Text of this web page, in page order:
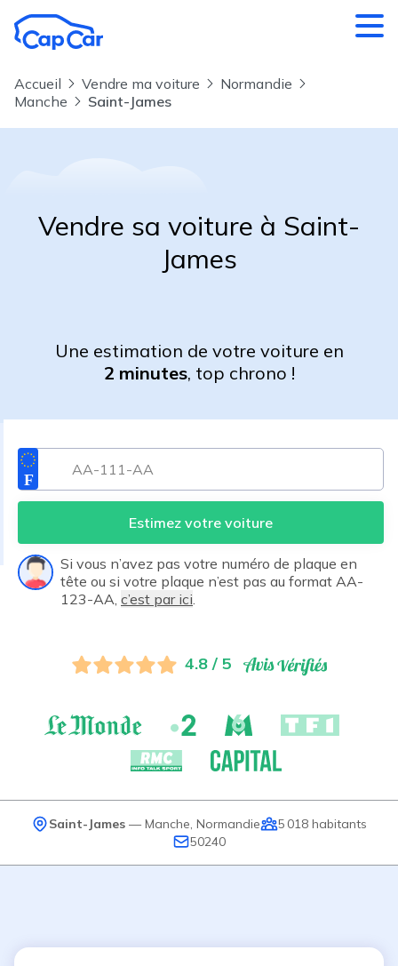
Accueil Vendre ma voiture
Normandie
Manche
Saint-James
Vendre sa voiture à Saint-
James
Une estimation de votre voiture en
2 minutes, top chrono !
Estimez votre voiture
Si vous n’avez pas votre numéro de plaque en
tête ou si votre plaque n’est pas au format AA-
123-AA, c’est par ici
4.8 / 5
Saint-James — Manche Normandie 5 018 habitants
50240